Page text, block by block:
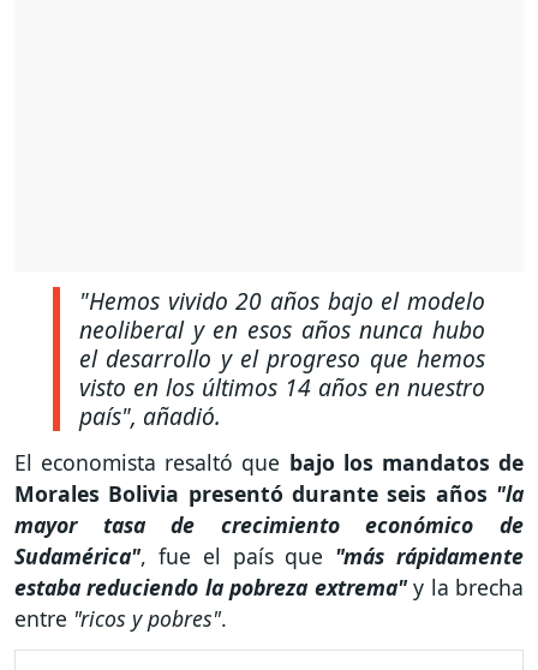
"Hemos vivido 20 años bajo el modelo
neoliberal y en esos años nunca hubo
el desarrollo y el progreso que hemos
visto en los últimos 14 años en nuestro
país", añadió.
El economista resaltó que bajo los mandatos de
Morales Bolivia presentó durante seis años "la
mayor tasa de crecimiento económico de
Sudamérica", fue el país que "más rápidamente
estaba reduciendo la pobreza extrema"y la brecha
entre "ricos y pobres".